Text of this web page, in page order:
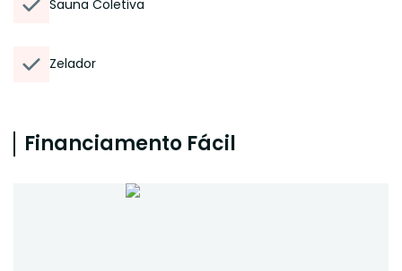
Sauna Coletiva
Zelador
Financiamento Fácil